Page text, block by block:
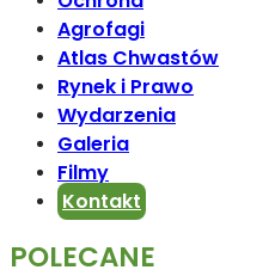
Agrofagi
Atlas Chwastów
Rynek i Prawo
Wydarzenia
Galeria
Filmy
Kontakt
POLECANE